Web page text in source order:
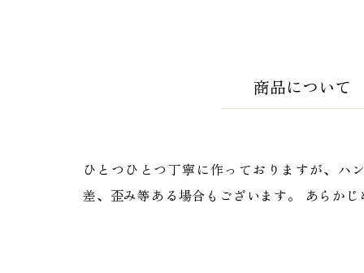
商品について
ひとつひとつ丁寧に作っておりますが、ハ
差、歪み等ある場合もございます。 あらか